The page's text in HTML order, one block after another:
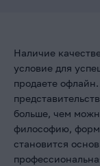
Наличие
условие для
продаете
больше, чем
философию,
становится